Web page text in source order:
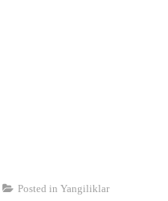
Posted in Yangiliklar